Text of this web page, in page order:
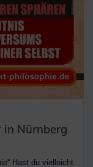
in Nürnberg
Hast du vielleicht